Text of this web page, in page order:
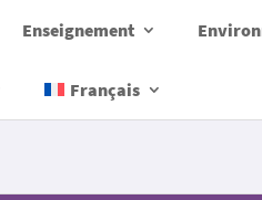
Enseignement
Français